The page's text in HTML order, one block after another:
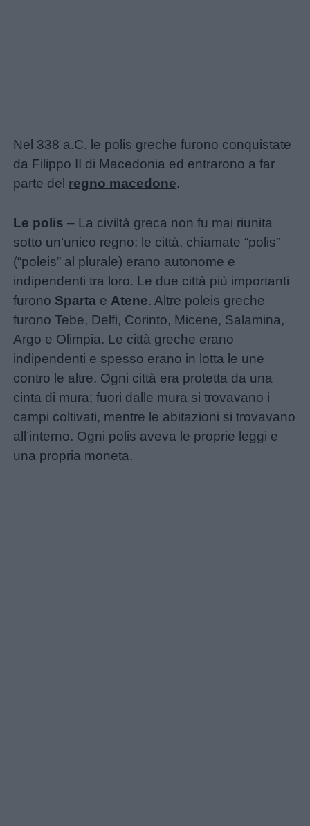
bambini
Feste
giornate
Filastrocche
Giochi
Lavoretti
Nomi
maschili
Nomi
femminili
Nel 338 a.C. le polis greche furono conquistate
da Filippo II di Macedonia ed entrarono a far
parte del regno macedone.
Le polis – La civiltà greca non fu mai riunita
sotto un’unico regno: le città, chiamate “polis”
(“poleis” al plurale) erano autonome e
indipendenti tra loro. Le due città più importanti
furono Sparta e Atene. Altre poleis greche
furono Tebe, Delfi, Corinto, Micene, Salamina,
Argo e Olimpia. Le città greche erano
indipendenti e spesso erano in lotta le une
contro le altre. Ogni città era protetta da una
cinta di mura; fuori dalle mura si trovavano i
campi coltivati, mentre le abitazioni si trovavano
all’interno. Ogni polis aveva le proprie leggi e
una propria moneta.